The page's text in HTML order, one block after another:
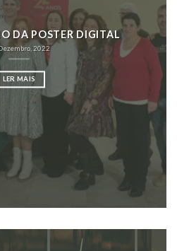
DA POSTER DIGITAL
2022
LER MAIS